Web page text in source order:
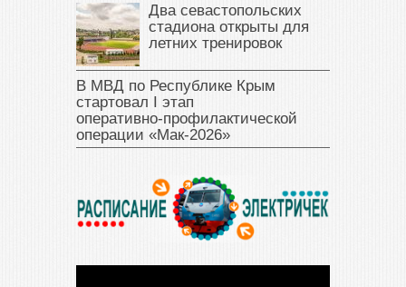
Два севастопольских
стадиона открыты для
летних тренировок
В МВД по Республике Крым
стартовал I этап
оперативно‑профилактической
операции «Мак‑2026»